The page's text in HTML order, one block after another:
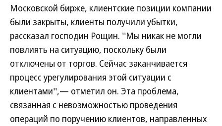
Московской бирже, клиентские позиции компании
были закрыты, клиенты получили убытки,
рассказал господин Рощин. ''Мы никак не могли
повлиять на ситуацию, поскольку были
отключены от торгов. Сейчас заканчивается
процесс урегулирования этой ситуации с
клиентами'',— отметил он. Эта проблема,
связанная с невозможностью проведения
операций по поручению клиентов, направленных